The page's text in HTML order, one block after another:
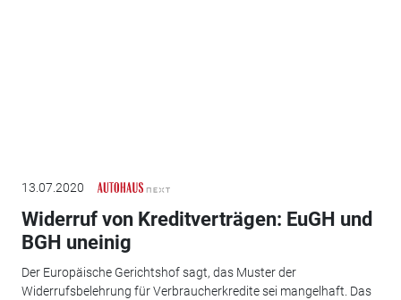
13.07.2020
Widerruf von Kreditverträgen: EuGH und
BGH uneinig
Der Europäische Gerichtshof sagt, das Muster der
Widerrufsbelehrung für Verbraucherkredite sei mangelhaft. Das